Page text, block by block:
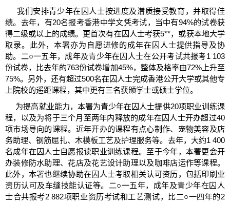
我们安排青少年在囚人士按进度及潜质接受教育，并取得佳
绩。去年，有20名报考香港中学文凭考试，当中有94%的试卷获
得二级或以上的成绩。更首次有在囚人士考获5**，或获本地大学
取录。此外，本署亦为自愿进修的成年在囚人士提供指导及协
助。二○一五年，成年及青少年在囚人士在公开考试共报考1 103
份试卷，比去年的763份试卷增加45%，整体及格率由72%上升至
75%。另外，还有超过500名在囚人士完成香港公开大学或其他专
上院校的遥距课程，其中更有三名获颁学士或硕士学位。
为提高就业能力，本署为青少年在囚人士提供20项职业训练课
程，以及为将于三个月至两年内释放的成年在囚人士开办超过40
项市场导向的课程。近年开办的课程有点心制作、宠物美容及店
务助理、钢筋屈扎、木模板工艺及护理服务等。去年，大约1 400
名成年在囚人士自愿报读职业训练课程。至于今年，本署更会开
办装修防水助理、花店及花艺设计助理以及咖啡店运作等课程。
此外，本署也继续协助在囚人士考取相关认可资历，包括印刷业
资历认可及车缝技能认证等。二○一五年，成年及青少年在囚人
士合共报考2 882项职业资历考试和工艺测试，比二○一四年的2